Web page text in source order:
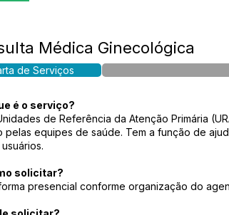
Médica Ginecológica
de Serviços
é o serviço?
de Referência da Atenção Primária
pelas equipes de saúde. Tem a função de
solicitar?
presencial conforme organização do